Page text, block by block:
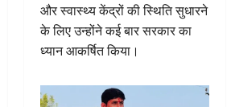
और स्वास्थ्य केंद्रों की स्थिति सुधारने
के लिए उन्होंने कई बार सरकार का
ध्यान आकर्षित किया।